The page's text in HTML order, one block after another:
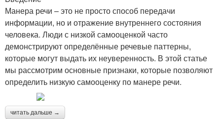
Манера речи – это не просто способ передачи
информации, но и отражение внутреннего состояния
человека. Люди с низкой самооценкой часто
демонстрируют определённые речевые паттерны,
которые могут выдать их неуверенность. В этой статье
мы рассмотрим основные признаки, которые позволяют
определить низкую самооценку по манере речи.
читать дальше →